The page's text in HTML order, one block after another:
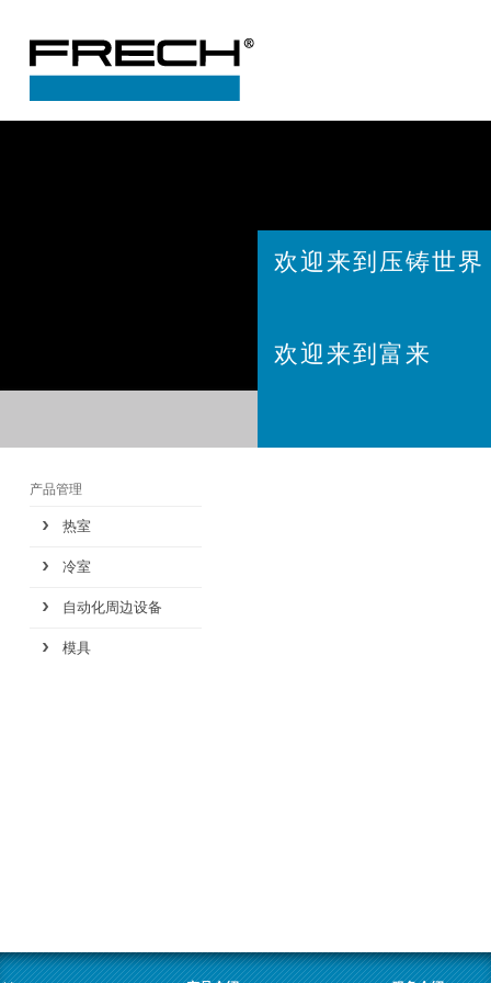
欢迎来到压铸世界
欢迎来到富来
产品管理
热室
冷室
自动化周边设备
模具